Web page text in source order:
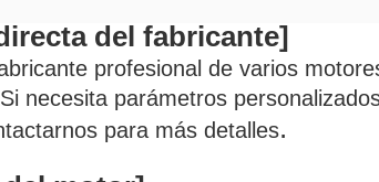
del fabricante]
profesional de varios
necesita parámetros
para más detalles.